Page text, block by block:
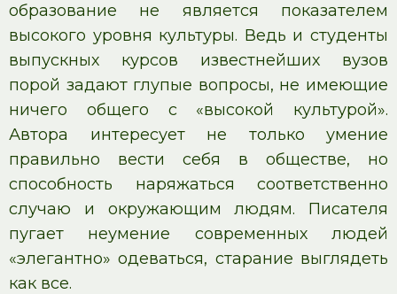
образование не является показателем
высокого уровня культуры. Ведь и студенты
выпускных курсов известнейших вузов
порой задают глупые вопросы, не имеющие
ничего общего с «высокой культурой».
Автора интересует не только умение
правильно вести себя в обществе, но
способность наряжаться соответственно
случаю и окружающим людям. Писателя
пугает неумение современных людей
«элегантно» одеваться, старание выглядеть
как все.